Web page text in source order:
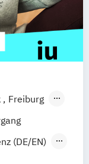
Freiburg
(DE/EN)